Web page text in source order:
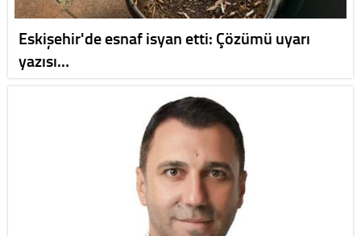
Eskişehir'de esnaf isyan etti: Çözümü uyarı
yazısı…